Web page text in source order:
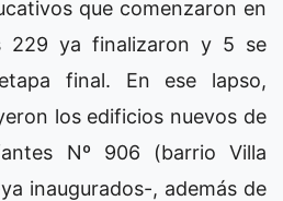
que comenzaron en
229 ya finalizaron y 5 se
final. En ese lapso,
los edificios nuevos de
Nº 906 (barrio Villa
inaugurados-, además de